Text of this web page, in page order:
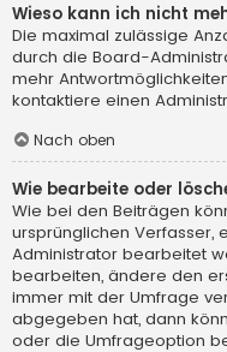
Wieso kann ich nicht
Die maximal zulässige
durch die Board-
mehr
kontaktiere einen
Nach oben
Wie bearbeite oder
Wie bei den Beiträgen
ursprünglichen Verfasser,
Administrator bearbeitet
bearbeiten, ändere den
immer mit der Umfrage
abgegeben hat, dann
oder die Umfrageoption